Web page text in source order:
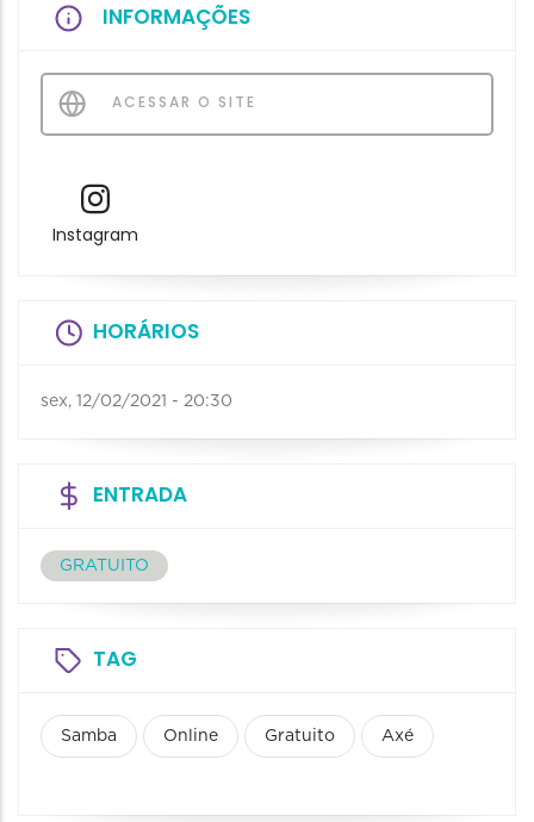
INFORMAÇÕES
ACESSAR O SITE
Instagram
HORÁRIOS
sex, 12/02/2021 - 20:30
ENTRADA
GRATUITO
TAG
Samba Online Gratuito Axé